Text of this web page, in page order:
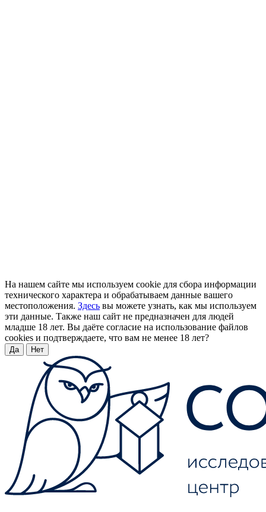
На нашем сайте мы используем cookie для сбора информации
технического характера и обрабатываем данные вашего
местоположения. Здесь вы можете узнать, как мы используем
эти данные. Также наш сайт не предназначен для людей
младше 18 лет. Вы даёте согласие на использование файлов
cookies и подтверждаете, что вам не менее 18 лет?
Да Нет